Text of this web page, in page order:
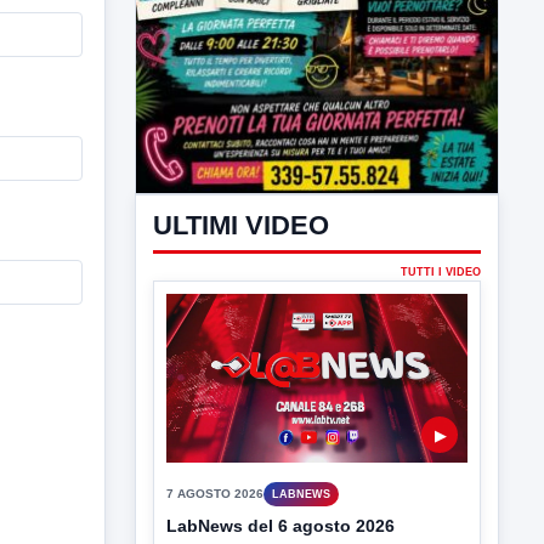
ULTIMI VIDEO
TUTTI I VIDEO
▶
7 AGOSTO 2026 LABNEWS
LabNews del 6 agosto 2026